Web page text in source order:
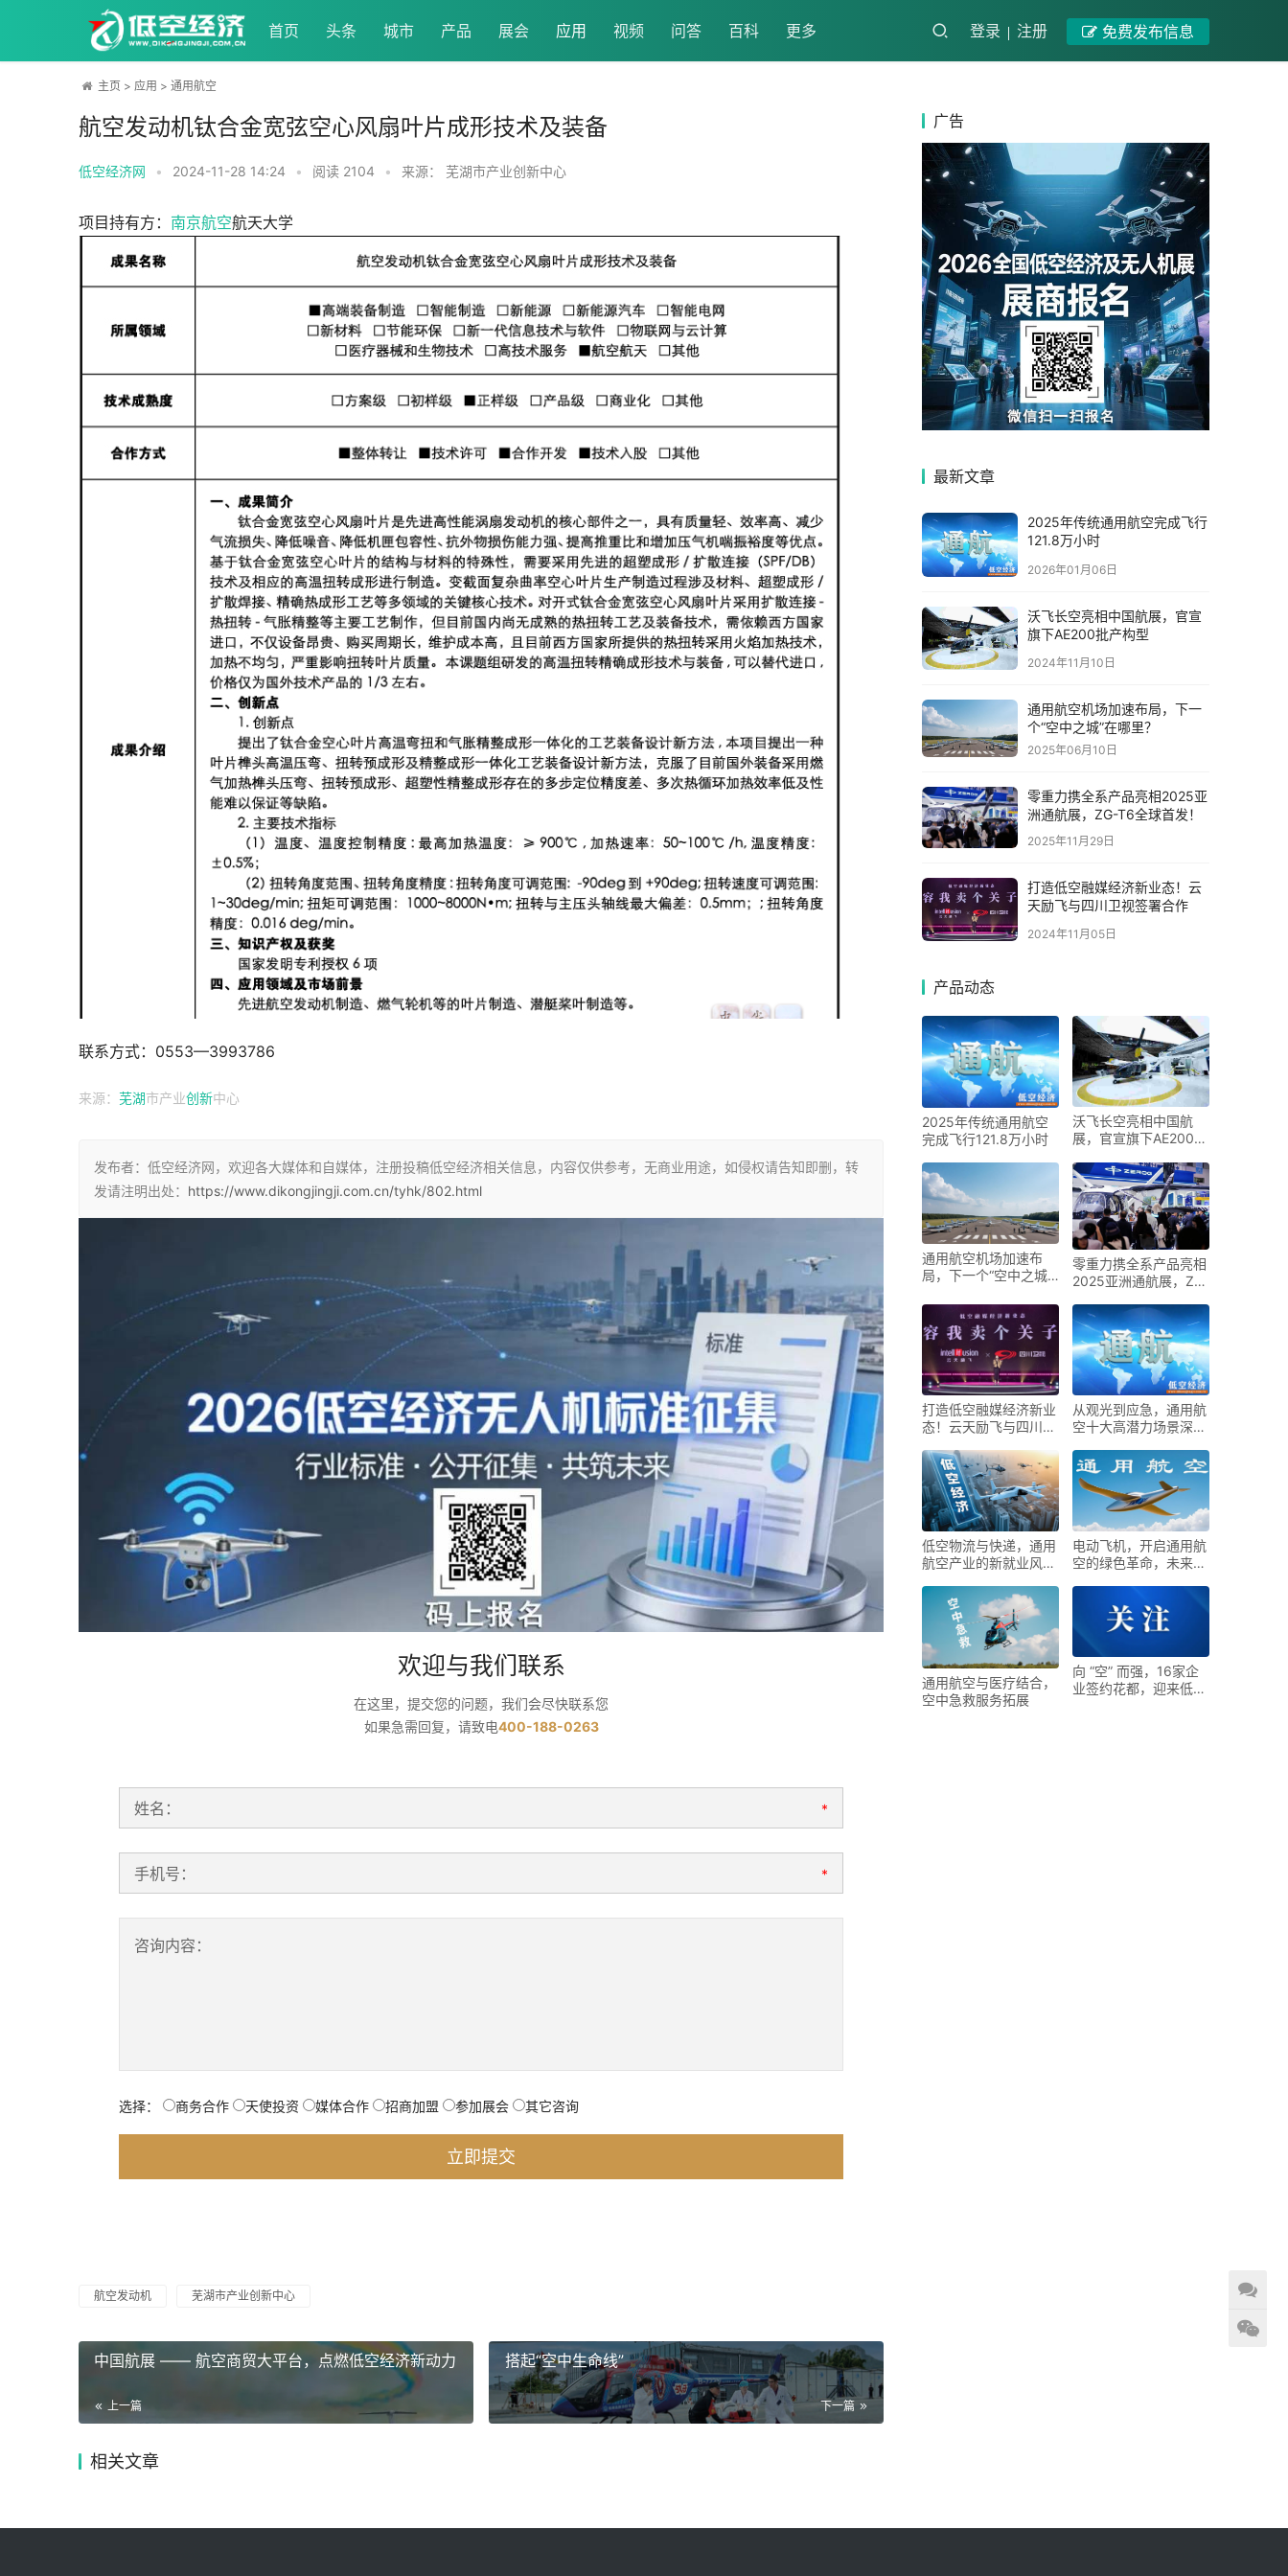
首页 头条 城市 产品 展会 应用 视频 问答 百科 更多 登录 注册 免费发布信息
主页 > 应用 > 通用航空
航空发动机钛合金宽弦空心风扇叶片成形技术及装备
低空经济网 • 2024-11-28 14:24 • 阅读 2104 • 来源： 芜湖市产业创新中心
项目持有方： 南京航空航天大学
联系方式：0553—3993786
来源： 芜湖市产业创新中心
发布者：低空经济网，欢迎各大媒体和自媒体，注册投稿低空经济相关信息，内容仅供参考，无商业用途，如侵权请告知即删，转
发请注明出处： https://www.dikongjingji.com.cn/tyhk/802.html
欢迎与我们联系
在这里，提交您的问题，我们会尽快联系您
如果急需回复，请致电400-188-0263
姓名： *
手机号： *
咨询内容：
选择： 商务合作 天使投资 媒体合作 招商加盟 参加展会 其它咨询
航空发动机 芜湖市产业创新中心
中国航展 —— 航空商贸大平台，点燃低空经济新动力
上一篇
搭起“空中生命线”
下一篇
相关文章
广告
最新文章
2025年传统通用航空完成飞行
121.8万小时
2026年01月06日
沃飞长空亮相中国航展，官宣
旗下AE200批产构型
2024年11月10日
通用航空机场加速布局，下一
个“空中之城”在哪里？
2025年06月10日
零重力携全系产品亮相2025亚
洲通航展，ZG-T6全球首发！
2025年11月29日
打造低空融媒经济新业态！云
天励飞与四川卫视签署合作
2024年11月05日
产品动态
2025年传统通用航空
完成飞行121.8万小时
沃飞长空亮相中国航
展，官宣旗下AE200批
通用航空机场加速布
局，下一个“空中之城”
零重力携全系产品亮相
2025亚洲通航展，ZG-
打造低空融媒经济新业
态！云天励飞与四川卫
从观光到应急，通用航
空十大高潜力场景深度
低空物流与快递，通用
航空产业的新就业风口
电动飞机，开启通用航
空的绿色革命，未来已
通用航空与医疗结合，
空中急救服务拓展
向 “空” 而强，16家企
业签约花都，迎来低空